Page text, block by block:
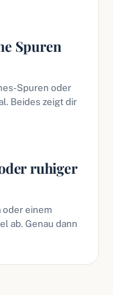
Spuren
Spuren oder
Beides zeigt dir
ruhiger
oder einem
ab. Genau dann